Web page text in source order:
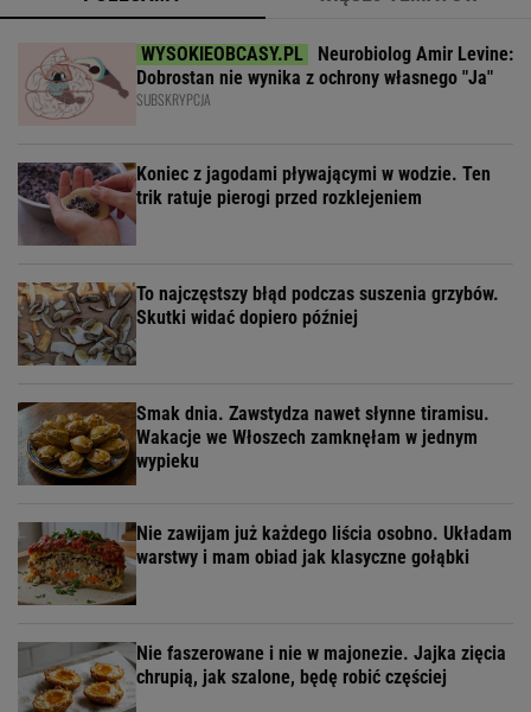
Neurobiolog Amir Levine:
Dobrostan nie wynika z ochrony własnego "Ja"
SUBSKRYPCJA
Koniec z jagodami pływającymi w wodzie. Ten
trik ratuje pierogi przed rozklejeniem
To najczęstszy błąd podczas suszenia grzybów.
Skutki widać dopiero później
Smak dnia. Zawstydza nawet słynne tiramisu.
Wakacje we Włoszech zamknęłam w jednym
wypieku
Nie zawijam już każdego liścia osobno. Układam
warstwy i mam obiad jak klasyczne gołąbki
Nie faszerowane i nie w majonezie. Jajka zięcia
chrupią, jak szalone, będę robić częściej